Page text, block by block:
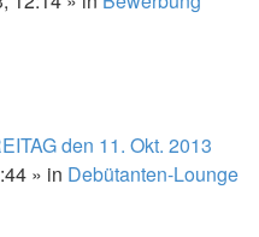
den 11. Okt. 2013
» in Debütanten-Lounge